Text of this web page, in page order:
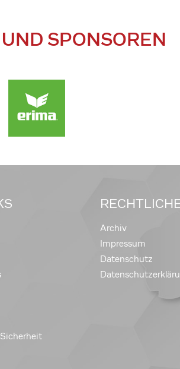
SPONSOREN
Archiv
Impressum
Datenschutz